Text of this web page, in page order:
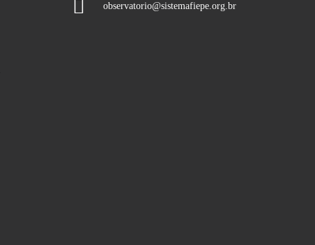
observatorio@sistemafiepe.org.br